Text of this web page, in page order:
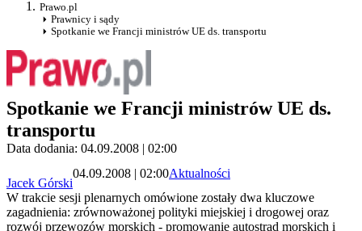
Prawo.pl
Prawnicy i sądy
Spotkanie we Francji ministrów UE ds. transportu
Spotkanie we Francji ministrów UE ds.
transportu
Data dodania: 04.09.2008 | 02:00
Jacek Górski
04.09.2008 | 02:00Aktualności
W trakcie sesji plenarnych omówione zostały dwa kluczowe
zagadnienia: zrównoważonej polityki miejskiej i drogowej oraz
rozwój przewozów morskich - promowanie autostrad morskich i